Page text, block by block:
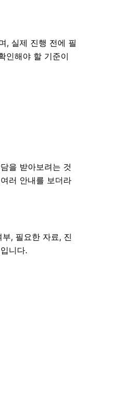
, 실제 진행 전에 필
인해야 할 기준이
을 받아보려는 것
러 안내를 보더라
, 필요한 자료, 진
니다.